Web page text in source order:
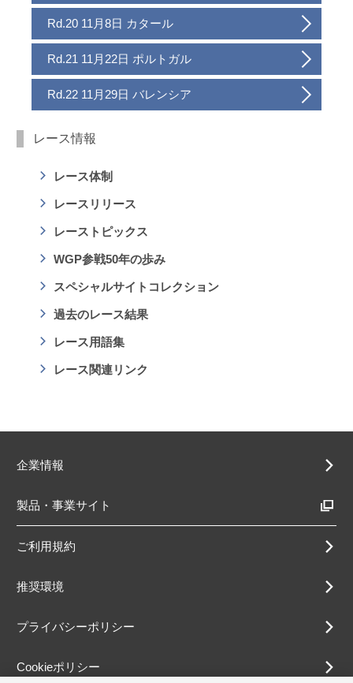
Rd.20 11月8日 カタール
Rd.21 11月22日 ポルトガル
Rd.22 11月29日 バレンシア
レース情報
レース体制
レースリリース
レーストピックス
WGP参戦50年の歩み
スペシャルサイトコレクション
過去のレース結果
レース用語集
レース関連リンク
企業情報
製品・事業サイト
ご利用規約
推奨環境
プライバシーポリシー
Cookieポリシー